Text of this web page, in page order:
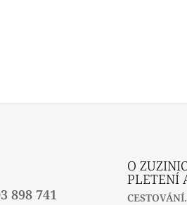
898 741
O
PLETENÍ